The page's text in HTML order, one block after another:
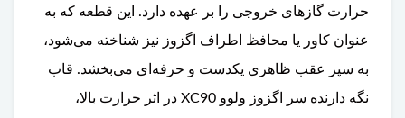
حرارت گازهای خروجی را بر عهده دارد. این قطعه که به
عنوان کاور یا محافظ اطراف اگزوز نیز شناخته می‌شود،
به سپر عقب ظاهری یکدست و حرفه‌ای می‌بخشد. قاب
نگه دارنده سر اگزوز ولوو XC90 در اثر حرارت بالا،